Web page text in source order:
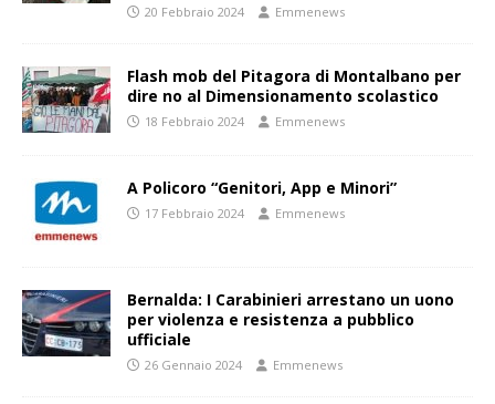
20 Febbraio 2024 Emmenews
Flash mob del Pitagora di Montalbano per
dire no al Dimensionamento scolastico
18 Febbraio 2024 Emmenews
A Policoro “Genitori, App e Minori”
17 Febbraio 2024 Emmenews
Bernalda: I Carabinieri arrestano un uono
per violenza e resistenza a pubblico
ufficiale
26 Gennaio 2024 Emmenews